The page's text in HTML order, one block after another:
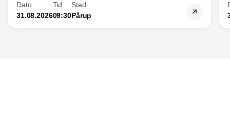
Dato
31.08.2026
Tid
09:30
Sted
Pårup